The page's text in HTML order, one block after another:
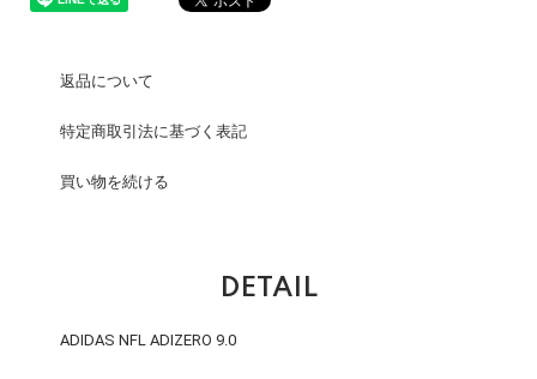
返品について
特定商取引法に基づく表記
買い物を続ける
DETAIL
ADIDAS NFL ADIZERO 9.0